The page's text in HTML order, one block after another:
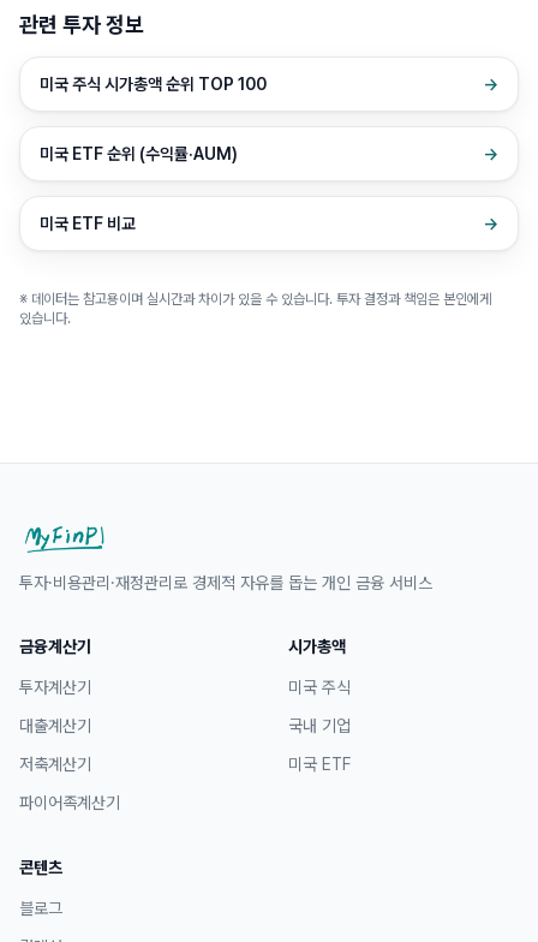
관련 투자 정보
미국 주식 시가총액 순위 TOP 100 →
미국 ETF 순위 (수익률·AUM) →
미국 ETF 비교 →
※ 데이터는 참고용이며 실시간과 차이가 있을 수 있습니다. 투자 결정과 책임은 본인에게
있습니다.
투자·비용관리·재정관리로 경제적 자유를 돕는 개인 금융 서비스
금융계산기
투자계산기
대출계산기
저축계산기
파이어족계산기
시가총액
미국 주식
국내 기업
미국 ETF
콘텐츠
블로그